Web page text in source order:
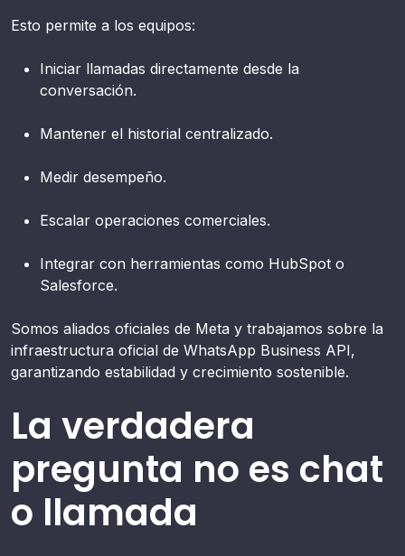
Esto permite a los equipos:
Iniciar llamadas directamente desde la
conversación.
Mantener el historial centralizado.
Medir desempeño.
Escalar operaciones comerciales.
Integrar con herramientas como HubSpot o
Salesforce.
Somos aliados oficiales de Meta y trabajamos sobre la
infraestructura oficial de WhatsApp Business API,
garantizando estabilidad y crecimiento sostenible.
La verdadera
pregunta no es chat
o llamada